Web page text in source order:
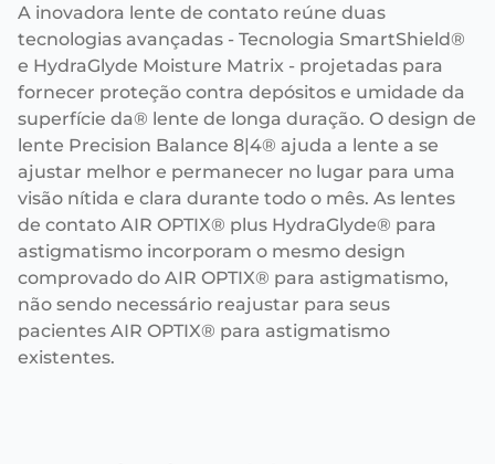
A inovadora lente de contato reúne duas
tecnologias avançadas - Tecnologia SmartShield®
e HydraGlyde Moisture Matrix - projetadas para
fornecer proteção contra depósitos e umidade da
superfície da® lente de longa duração. O design de
lente Precision Balance 8|4® ajuda a lente a se
ajustar melhor e permanecer no lugar para uma
visão nítida e clara durante todo o mês. As lentes
de contato AIR OPTIX® plus HydraGlyde® para
astigmatismo incorporam o mesmo design
comprovado do AIR OPTIX® para astigmatismo,
não sendo necessário reajustar para seus
pacientes AIR OPTIX® para astigmatismo
existentes.